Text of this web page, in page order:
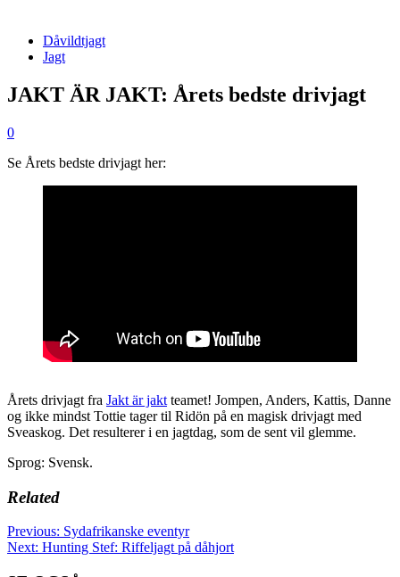
Dåvildtjagt
Jagt
JAKT ÄR JAKT: Årets bedste drivjagt
0
Se Årets bedste drivjagt her:
Årets drivjagt fra Jakt är jakt teamet! Jompen, Anders, Kattis, Danne
og ikke mindst Tottie tager til Ridön på en magisk drivjagt med
Sveaskog. Det resulterer i en jagtdag, som de sent vil glemme.
Sprog: Svensk.
Related
Post
navigation
Previous: Sydafrikanske eventyr
Next: Hunting Stef: Riffeljagt på dåhjort